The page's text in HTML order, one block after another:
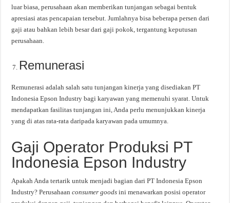
luar biasa, perusahaan akan memberikan tunjangan sebagai bentuk
apresiasi atas pencapaian tersebut. Jumlahnya bisa beberapa persen dari
gaji atau bahkan lebih besar dari gaji pokok, tergantung keputusan
perusahaan.
Remunerasi
Remunerasi adalah salah satu tunjangan kinerja yang disediakan PT
Indonesia Epson Industry bagi karyawan yang memenuhi syarat. Untuk
mendapatkan fasilitas tunjangan ini, Anda perlu menunjukkan kinerja
yang di atas rata-rata daripada karyawan pada umumnya.
Gaji Operator Produksi PT
Indonesia Epson Industry
Apakah Anda tertarik untuk menjadi bagian dari PT Indonesia Epson
Industry? Perusahaanconsumer goodsini menawarkan posisi operator